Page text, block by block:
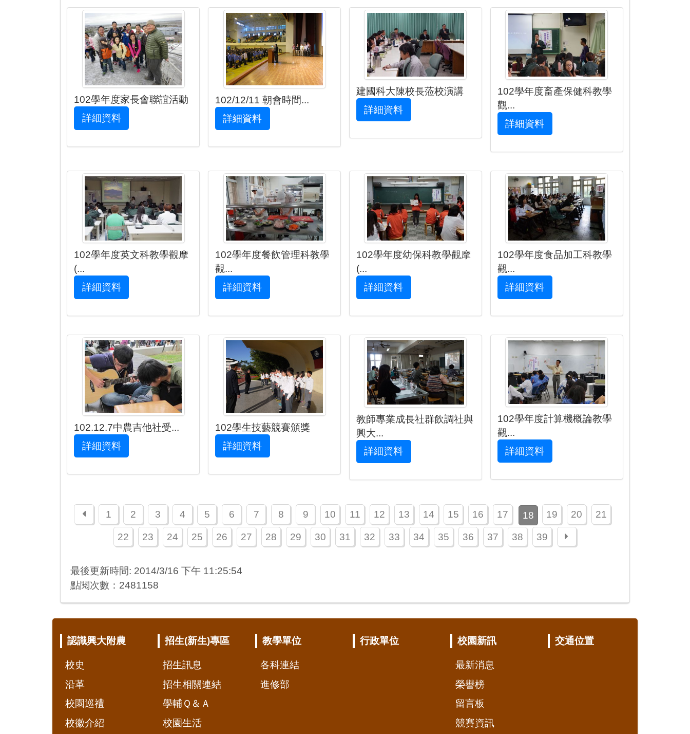
102學年度家長會聯誼活動
詳細資料
102/12/11 朝會時間...
詳細資料
建國科大陳校長蒞校演講
詳細資料
102學年度畜產保健科教學
觀...
詳細資料
102學年度英文科教學觀摩
(...
詳細資料
102學年度餐飲管理科教學
觀...
詳細資料
102學年度幼保科教學觀摩
(...
詳細資料
102學年度食品加工科教學
觀...
詳細資料
102.12.7中農吉他社受...
詳細資料
102學生技藝競賽頒獎
詳細資料
教師專業成長社群飲調社與
興大...
詳細資料
102學年度計算機概論教學
觀...
詳細資料
上一頁1 2 3 4 5 6 7 8 9 10 11 12 13 14 15 16 17 18 19 20 21
22 23 24 25 26 27 28 29 30 31 32 33 34 35 36 37 38 39 下一頁
最後更新時間: 2014/3/16 下午 11:25:54
點閱次數：2481158
認識興大附農
校史
沿革
校園巡禮
校徽介紹
招生(新生)專區
招生訊息
招生相關連結
學輔Ｑ＆Ａ
校園生活
教學單位
各科連結
進修部
行政單位 校園新訊
最新消息
榮譽榜
留言板
競賽資訊
交通位置